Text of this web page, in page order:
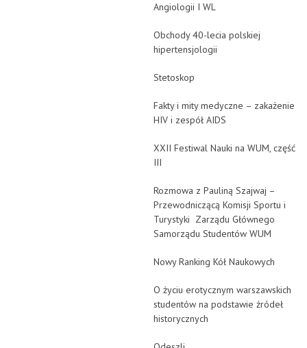
Angiologii I WL
Obchody 40-lecia polskiej
hipertensjologii
Stetoskop
Fakty i mity medyczne – zakażenie
HIV i zespół AIDS
XXII Festiwal Nauki na WUM, część
III
Rozmowa z Pauliną Szajwaj –
Przewodniczącą Komisji Sportu i
Turystyki Zarządu Głównego
Samorządu Studentów WUM
Nowy Ranking Kół Naukowych
O życiu erotycznym warszawskich
studentów na podstawie źródeł
historycznych